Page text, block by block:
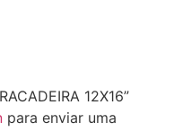
12X16”
para enviar uma